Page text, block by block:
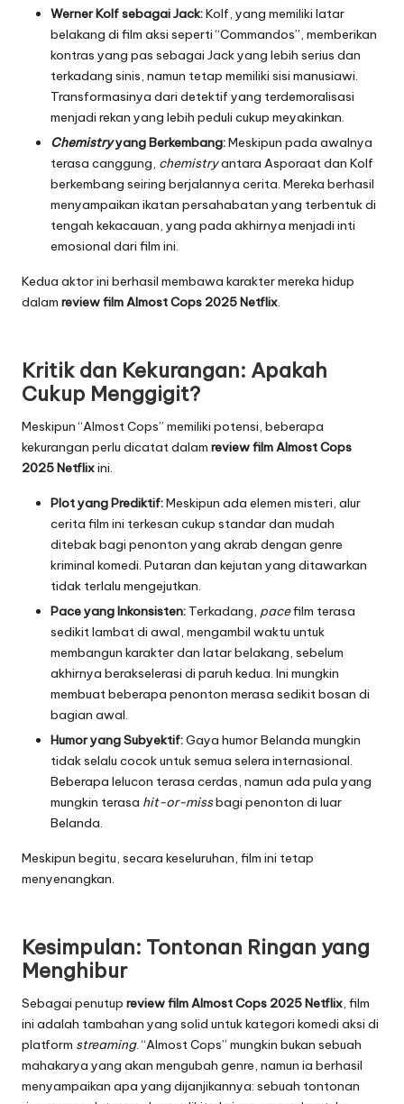
Werner Kolf sebagai Jack:Kolf, yang memiliki latar
belakang di film aksi seperti “Commandos”, memberikan
kontras yang pas sebagai Jack yang lebih serius dan
terkadang sinis, namun tetap memiliki sisi manusiawi.
Transformasinya dari detektif yang terdemoralisasi
menjadi rekan yang lebih peduli cukup meyakinkan.
Chemistryyang Berkembang:Meskipun pada awalnya
terasa canggung, chemistryantara Asporaat dan Kolf
berkembang seiring berjalannya cerita. Mereka berhasil
menyampaikan ikatan persahabatan yang terbentuk di
tengah kekacauan, yang pada akhirnya menjadi inti
emosional dari film ini.
Kedua aktor ini berhasil membawa karakter mereka hidup
dalam review film Almost Cops 2025 Netflix.
Kritik dan Kekurangan: Apakah
Cukup Menggigit?
Meskipun “Almost Cops” memiliki potensi, beberapa
kekurangan perlu dicatat dalam review film Almost Cops
2025 Netflixini.
Plot yang Prediktif:Meskipun ada elemen misteri, alur
cerita film ini terkesan cukup standar dan mudah
ditebak bagi penonton yang akrab dengan genre
kriminal komedi. Putaran dan kejutan yang ditawarkan
tidak terlalu mengejutkan.
Pace yang Inkonsisten: Terkadang, pacefilm terasa
sedikit lambat di awal, mengambil waktu untuk
membangun karakter dan latar belakang, sebelum
akhirnya berakselerasi di paruh kedua. Ini mungkin
membuat beberapa penonton merasa sedikit bosan di
bagian awal.
Humor yang Subyektif:Gaya humor Belanda mungkin
tidak selalu cocok untuk semua selera internasional.
Beberapa lelucon terasa cerdas, namun ada pula yang
mungkin terasa hit-or-missbagi penonton di luar
Belanda.
Meskipun begitu, secara keseluruhan, film ini tetap
menyenangkan.
Kesimpulan: Tontonan Ringan yang
Menghibur
Sebagai penutup review film Almost Cops 2025 Netflix, film
ini adalah tambahan yang solid untuk kategori komedi aksi di
platform streaming. “Almost Cops” mungkin bukan sebuah
mahakarya yang akan mengubah genre, namun ia berhasil
menyampaikan apa yang dijanjikannya: sebuah tontonan